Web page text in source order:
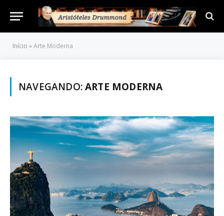
Início »Arte Moderna
NAVEGANDO:ARTE MODERNA